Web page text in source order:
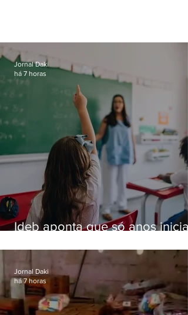
Ideb aponta que só anos
educação
Jornal Daki
há 7 horas
Jornal Daki
há 7 horas